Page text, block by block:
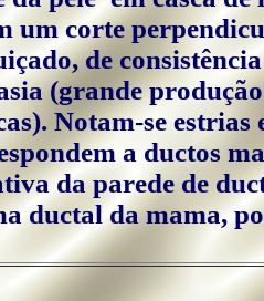
um corte
de
(grande
Notam-se
a ductos
da parede de
ductal da mama,